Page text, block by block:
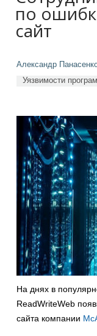
по
сайт
Александр
Уязвимости
На днях в
ReadWriteWeb
сайта компании